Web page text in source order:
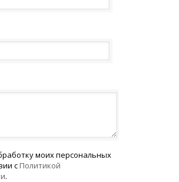
моих персональных
с Политикой
.